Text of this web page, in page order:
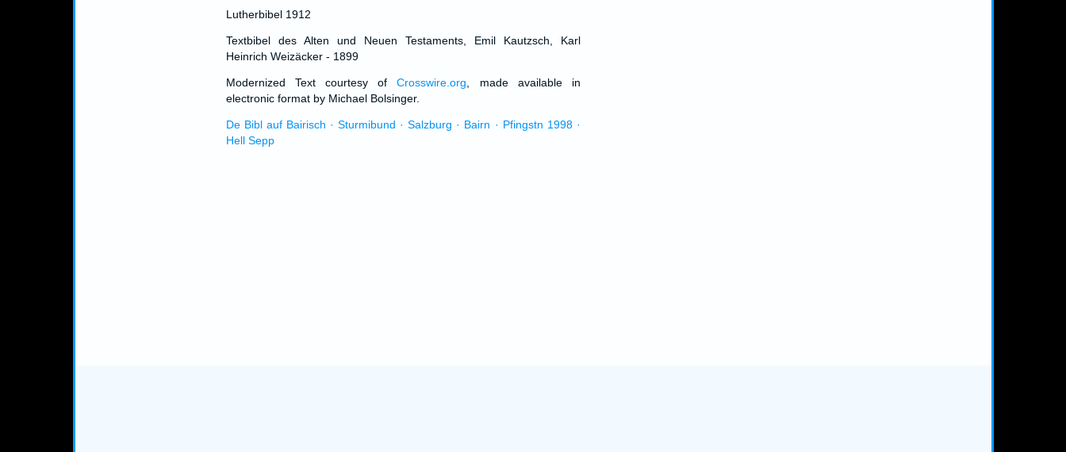
Lutherbibel 1912
Textbibel des Alten und Neuen Testaments, Emil Kautzsch, Karl
Heinrich Weizäcker - 1899
Modernized Text courtesy ofCrosswire.org , made available in
electronic format by Michael Bolsinger.
De Bibl auf Bairisch · Sturmibund · Salzburg · Bairn · Pfingstn 1998 ·
Hell Sepp